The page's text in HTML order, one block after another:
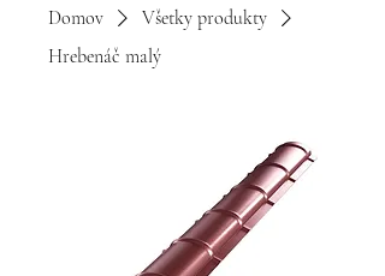
Domov
Všetky produkty
Hrebenáč malý